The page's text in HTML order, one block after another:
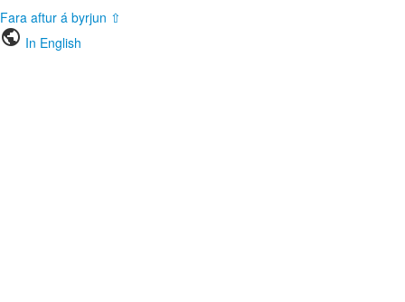
Fara aftur á byrjun ⇧
public In English